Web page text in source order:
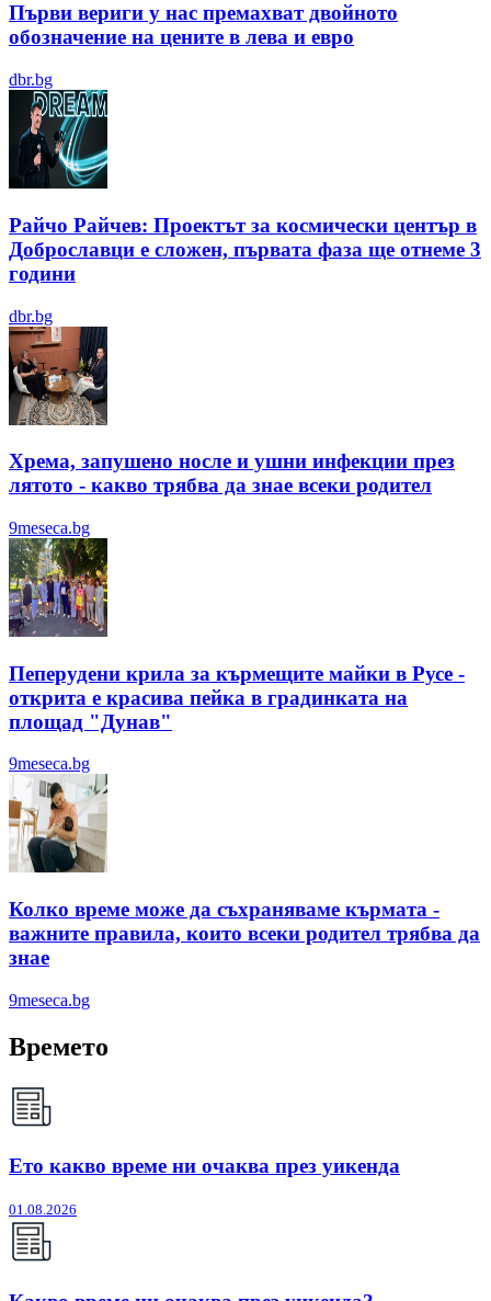
Първи вериги у нас премахват двойното
обозначение на цените в лева и евро
dbr.bg
Райчо Райчев: Проектът за космически център в
Доброславци е сложен, първата фаза ще отнеме 3
години
dbr.bg
Хрема, запушено носле и ушни инфекции през
лятотo - какво трябва да знае всеки родител
9meseca.bg
Пеперудени крила за кърмещите майки в Русе -
открита е красива пейка в градинката на
площад "Дунав"
9meseca.bg
Колко време може да съхраняваме кърмата -
важните правила, които всеки родител трябва да
знае
9meseca.bg
Времето
Ето какво време ни очаква през уикенда
01.08.2026